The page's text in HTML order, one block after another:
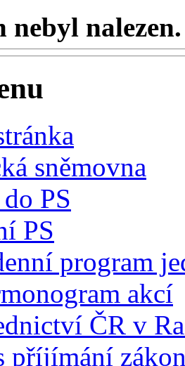
nebyl nalezen.
sněmovna
PS
PS
program
akcí
ČR v
příjímání